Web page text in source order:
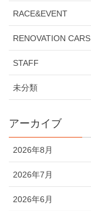
RACE&EVENT
RENOVATION CARS
STAFF
未分類
アーカイブ
2026年8月
2026年7月
2026年6月